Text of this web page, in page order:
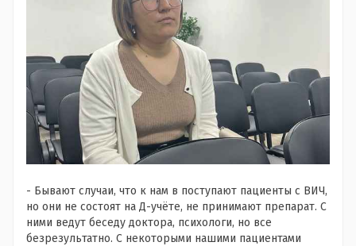
- Бывают случаи, что к нам в поступают пациенты с ВИЧ,
но они не состоят на Д-учёте, не принимают препарат. С
ними ведут беседу доктора, психологи, но все
безрезультатно. С некоторыми нашими пациентами